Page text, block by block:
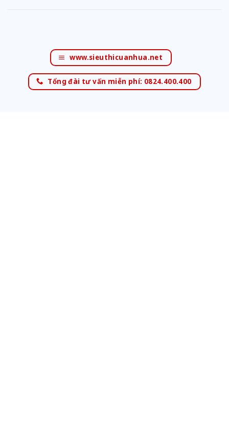
www.sieuthicuanhua.net
Tổng đài tư vấn miễn phí: 0824.400.400